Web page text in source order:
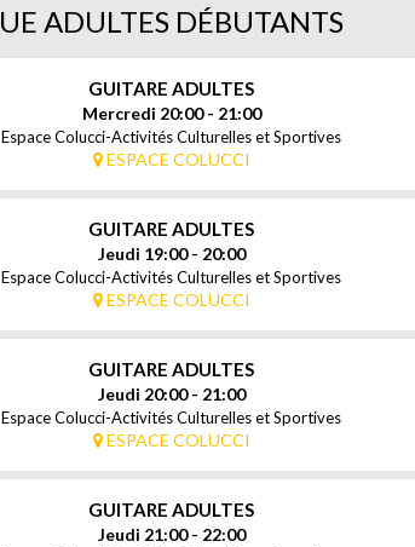
ADULTES DÉBUTANTS
GUITARE ADULTES
Mercredi 20:00 - 21:00
Espace Colucci-Activités Culturelles et Sportives
ESPACE COLUCCI
GUITARE ADULTES
Jeudi 19:00 - 20:00
Espace Colucci-Activités Culturelles et Sportives
ESPACE COLUCCI
GUITARE ADULTES
Jeudi 20:00 - 21:00
Espace Colucci-Activités Culturelles et Sportives
ESPACE COLUCCI
GUITARE ADULTES
Jeudi 21:00 - 22:00